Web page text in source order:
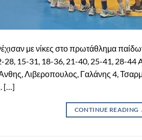
με νίκες στο πρωτάθλημα
28, 15-31, 18-36, 21-40, 25-41, 28-44
Λιβεροπουλος, Γαλάνης 4,
[…]
CONTINUE READING